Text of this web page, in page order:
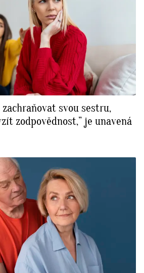
svou sestru,
zodpovědnost,” je unavená